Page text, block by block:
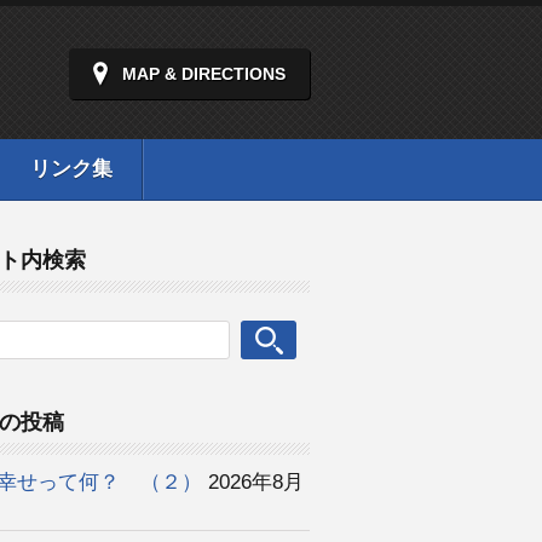
MAP & DIRECTIONS
リンク集
内検索
投稿
せって何？ （２） 2026年8月